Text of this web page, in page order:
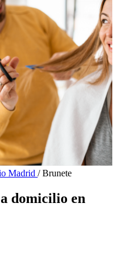
Madrid / Brunete
domicilio en